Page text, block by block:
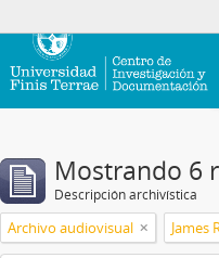
Mostrando 6
Descripción archivística
Archivo audiovisual James